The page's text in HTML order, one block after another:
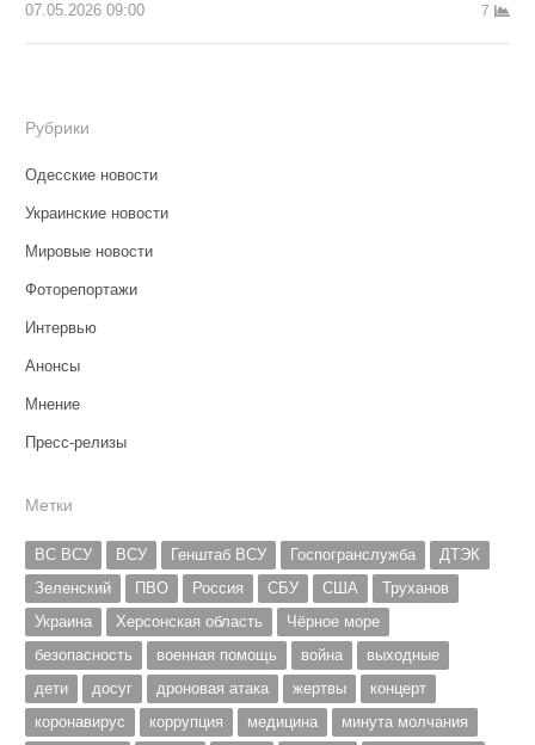
07.05.2026 09:00 7
Рубрики
Одесские новости
Украинские новости
Мировые новости
Фоторепортажи
Интервью
Анонсы
Мнение
Пресс-релизы
Метки
ВС ВСУ ВСУ Генштаб ВСУ Госпогранслужба
ДТЭК
Зеленский
ПВО Россия СБУ США
Труханов
Украина
Херсонская область
Чёрное море
безопасность
военная помощь война
выходные
дети
досуг дроновая атака жертвы
концерт
коронавирус
коррупция медицина минута молчания